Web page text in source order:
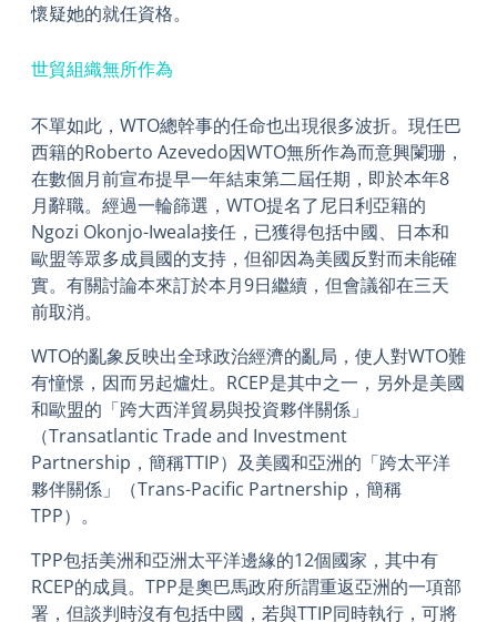
懷疑她的就任資格。
世貿組織無所作為
不單如此，WTO總幹事的任命也出現很多波折。現任巴
西籍的Roberto Azevedo因WTO無所作為而意興闌珊，
在數個月前宣布提早一年結束第二屆任期，即於本年8
月辭職。經過一輪篩選，WTO提名了尼日利亞籍的
Ngozi Okonjo-Iweala接任，已獲得包括中國、日本和
歐盟等眾多成員國的支持，但卻因為美國反對而未能確
實。有關討論本來訂於本月9日繼續，但會議卻在三天
前取消。
WTO的亂象反映出全球政治經濟的亂局，使人對WTO難
有憧憬，因而另起爐灶。RCEP是其中之一，另外是美國
和歐盟的「跨大西洋貿易與投資夥伴關係」
（Transatlantic Trade and Investment
Partnership，簡稱TTIP）及美國和亞洲的「跨太平洋
夥伴關係」（Trans-Pacific Partnership，簡稱
TPP）。
TPP包括美洲和亞洲太平洋邊緣的12個國家，其中有
RCEP的成員。TPP是奧巴馬政府所謂重返亞洲的一項部
署，但談判時沒有包括中國，若與TTIP同時執行，可將